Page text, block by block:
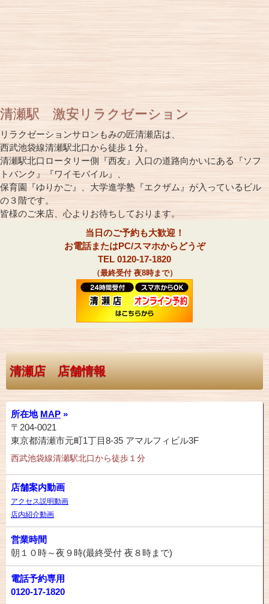
清瀬駅 激安リラクゼーション
リラクゼーションサロンもみの匠清瀬店は、
西武池袋線清瀬駅北口から徒歩１分。
清瀬駅北口ロータリー側『西友』入口の道路向かいにある『ソフ
トバンク』『ワイモバイル』、
保育園『ゆりかご』、大学進学塾『エクザム』が入っているビル
の３階です。
皆様のご来店、心よりお待ちしております。
当日のご予約も大歓迎！
お電話またはPC/スマホからどうぞ
TEL 0120-17-1820
（最終受付 夜8時まで）
清瀬店 店舗情報
所在地 MAP »
〒204-0021
東京都清瀬市元町1丁目8-35 アマルフィビル3F
西武池袋線清瀬駅北口から徒歩１分
店舗案内動画
アクセス説明動画
店内紹介動画
営業時間
朝１０時～夜９時(最終受付 夜８時まで)
電話予約専用
0120-17-1820